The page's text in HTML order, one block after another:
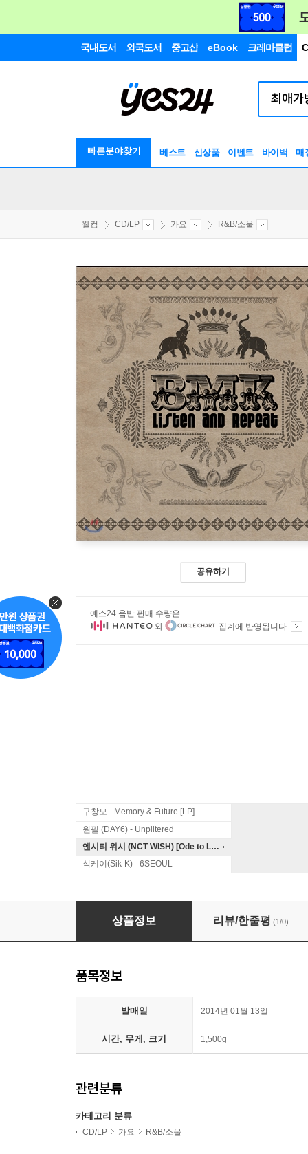
국내도서 외국도서 중고샵 eBook 크레마클럽
빠른분야찾기 베스트 신상품 이벤트 바이백 매
웰컴 CD/LP 가요 R&B/소울
공유하기
예스24 음반 판매 수량은
와
집계에 반영됩니다.
구창모 - Memory & Future [LP]
원필 (DAY6) - Unpiltered
엔시티 위시 (NCT WISH) [Ode to Love]
식케이(Sik-K) - 6SEOUL
비엠케이 (BMK) - 미니앨범 : Listen And
상품정보 리뷰/한줄평 (1/0)
품목정보
발매일 2014년 01월 13일
시간, 무게, 크기 1,500g
관련분류
카테고리 분류
CD/LP 가요 R&B/소울